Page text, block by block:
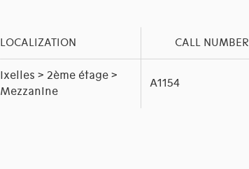
LOCALIZATION CALL NUMBER
Ixelles > 2ème étage >
Mezzanine
A1154